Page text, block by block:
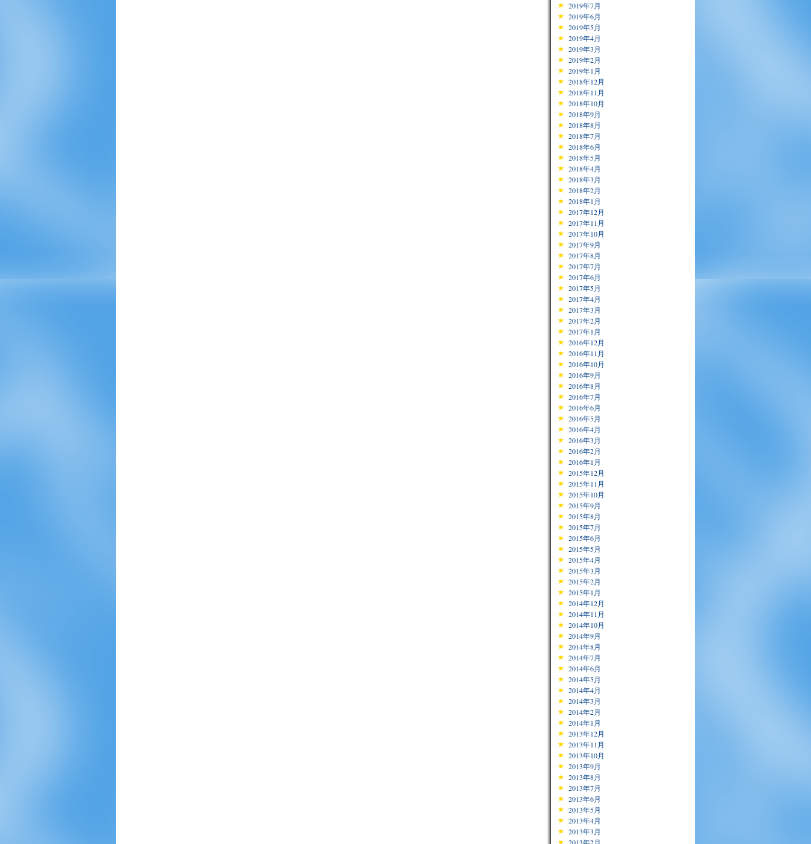
2019年7月
2019年6月
2019年5月
2019年4月
2019年3月
2019年2月
2019年1月
2018年12月
2018年11月
2018年10月
2018年9月
2018年8月
2018年7月
2018年6月
2018年5月
2018年4月
2018年3月
2018年2月
2018年1月
2017年12月
2017年11月
2017年10月
2017年9月
2017年8月
2017年7月
2017年6月
2017年5月
2017年4月
2017年3月
2017年2月
2017年1月
2016年12月
2016年11月
2016年10月
2016年9月
2016年8月
2016年7月
2016年6月
2016年5月
2016年4月
2016年3月
2016年2月
2016年1月
2015年12月
2015年11月
2015年10月
2015年9月
2015年8月
2015年7月
2015年6月
2015年5月
2015年4月
2015年3月
2015年2月
2015年1月
2014年12月
2014年11月
2014年10月
2014年9月
2014年8月
2014年7月
2014年6月
2014年5月
2014年4月
2014年3月
2014年2月
2014年1月
2013年12月
2013年11月
2013年10月
2013年9月
2013年8月
2013年7月
2013年6月
2013年5月
2013年4月
2013年3月